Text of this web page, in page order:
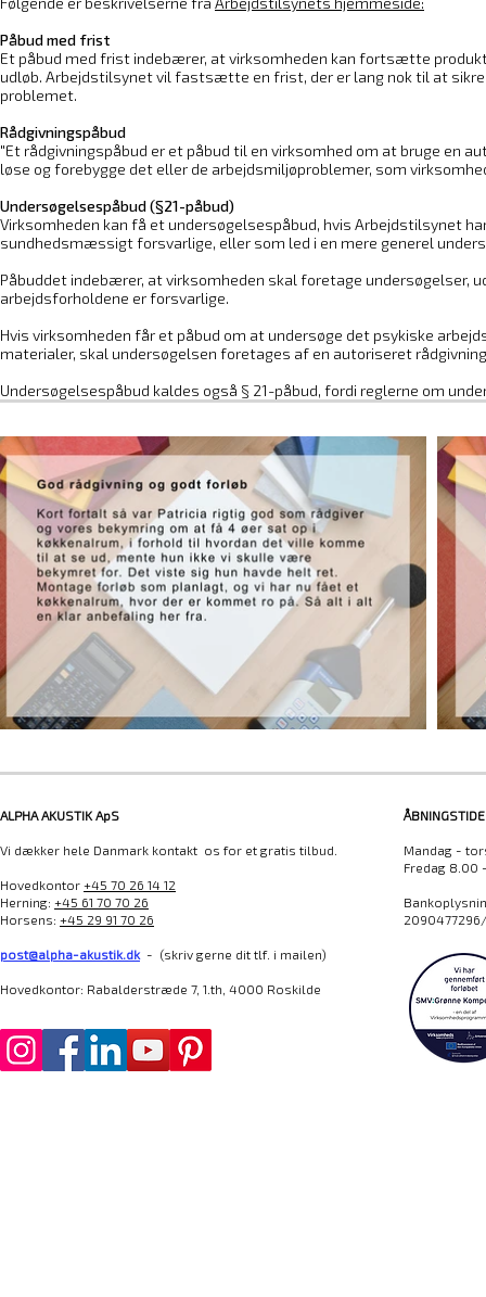
Påbud med frist
Et påbud med frist indebærer, at virksomheden kan fortsætte
udløb. Arbejdstilsynet vil fastsætte en frist, der er lang nok til at
problemet.
Rådgivningspåbud
"Et rådgivningspåbud er et påbud til en virksomhed om at bruge en
løse og forebygge det eller de arbejdsmiljøproblemer, som
Undersøgelsespåbud (§21-påbud)
Virksomheden kan få et undersøgelsespåbud, hvis Arbejdstilsynet
sundhedsmæssigt forsvarlige, eller som led i en mere generel
Påbuddet indebærer, at virksomheden skal foretage
arbejdsforholdene er forsvarlige.
Hvis virksomheden får et påbud om at undersøge det psykiske
materialer, skal undersøgelsen foretages af en autoriseret
Undersøgelsespåbud kaldes også § 21-påbud, fordi reglerne om
ALPHA AKUSTIK ApS
Vi dækker hele Danmark kontakt os for et gratis tilbud.
Hovedkontor +45 70 26 14 12
Herning: +45 61 70 70 26
Horsens: +45 29 91 70 26
post@alpha-akustik.dk- (skriv gerne dit tlf. i mailen)
Hovedkontor: Rabalderstræde 7, 1.th, 4000 Roskilde
Mandag -
Fredag 8.00